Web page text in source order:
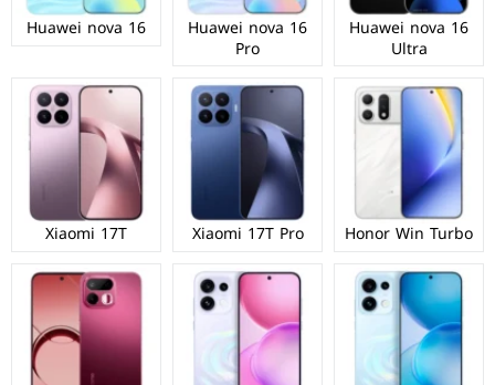
Huawei nova 16
Ultra
Huawei nova 16
Pro
Huawei nova 16
Honor Win Turbo
Xiaomi 17T Pro
Xiaomi 17T